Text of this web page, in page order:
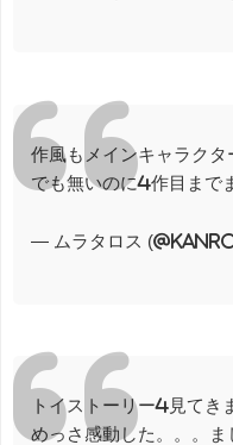
作風もメインキャラクタ
でも無いのに4作目まで
— ムラタロス
トイストーリー4見てき
めっさ感動した。。。